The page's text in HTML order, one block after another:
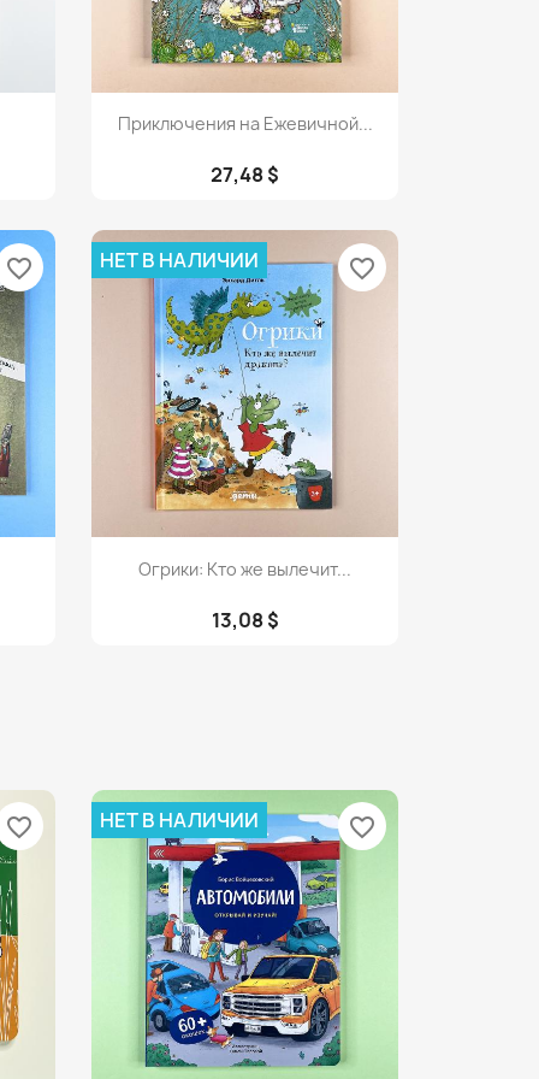
Просмотр
Приключения на Ежевичной...
27,48 $
favorite_border
Просмотр
Огрики: Кто же вылечит...
13,08 $
НЕТ В НАЛИЧИИ favorite_border
favorite_border НЕТ В НАЛИЧИИ favorite_border